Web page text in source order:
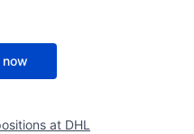
at DHL